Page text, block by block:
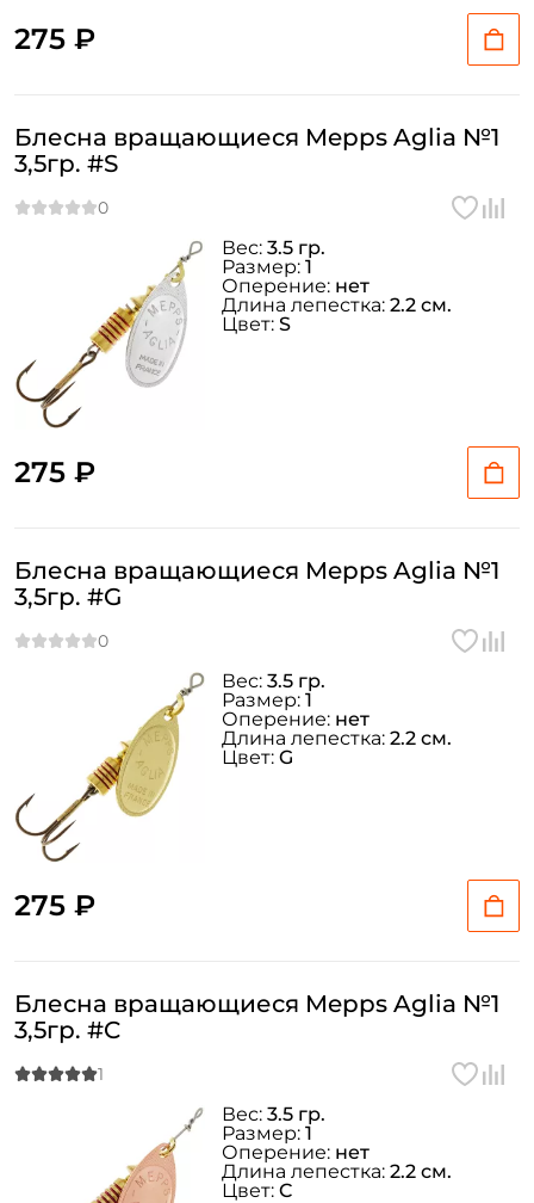
275 ₽
Блесна вращающиеся Mepps Aglia №1
3,5гр. #S
275 ₽
Вес: 3.5 гр.
Размер: 1
Оперение: нет
Длина лепестка: 2.2 см.
Цвет: S
Блесна вращающиеся Mepps Aglia №1
3,5гр. #G
275 ₽
Вес: 3.5 гр.
Размер: 1
Оперение: нет
Длина лепестка: 2.2 см.
Цвет: G
Блесна вращающиеся Mepps Aglia №1
3,5гр. #C
Вес: 3.5 гр.
Размер: 1
Оперение: нет
Длина лепестка: 2.2 см.
Цвет: C